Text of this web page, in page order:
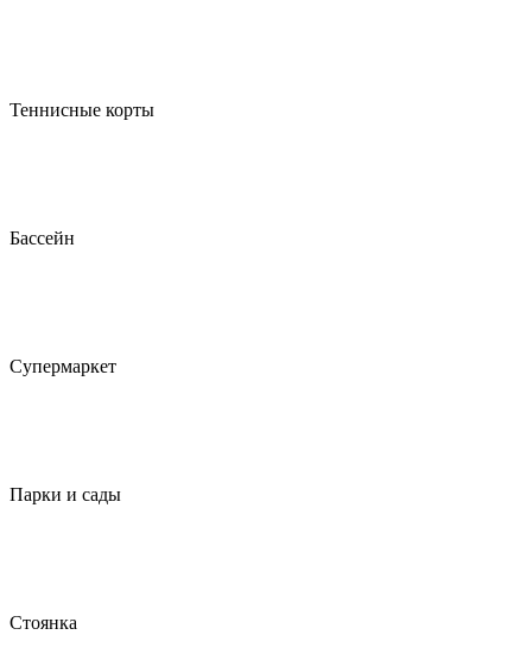
Теннисные корты
Бассейн
Супермаркет
Парки и сады
Стоянка